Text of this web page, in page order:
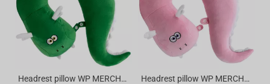
Headrest pillow WP MERCHANDISE Dragon Robi, green, 35 cm Headrest pillow WP MERCHANDISE Dragon Lily, pink, 35 cm